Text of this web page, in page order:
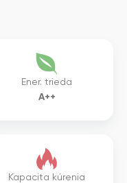
Ener. trieda
A++
Kapacita kúrenia